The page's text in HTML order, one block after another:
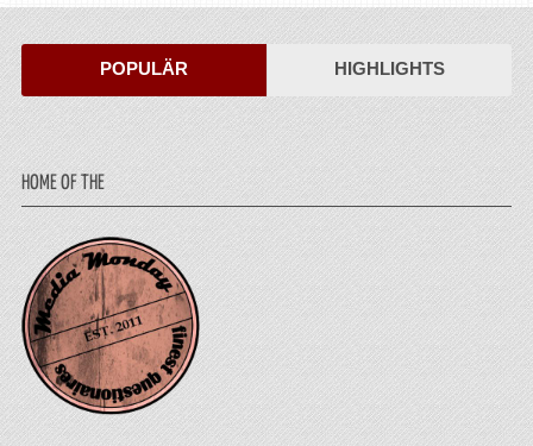
POPULÄR HIGHLIGHTS
HOME OF THE